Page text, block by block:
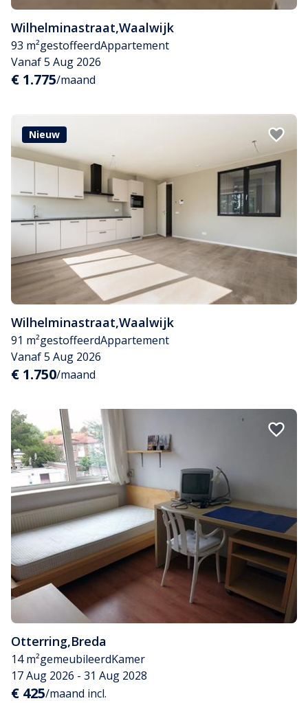
Wilhelminastraat,Waalwijk
93 m²gestoffeerdAppartement
Vanaf 5 Aug 2026
€ 1.775/maand
Nieuw
Wilhelminastraat,Waalwijk
91 m²gestoffeerdAppartement
Vanaf 5 Aug 2026
€ 1.750/maand
Otterring,Breda
14 m²gemeubileerdKamer
17 Aug 2026 - 31 Aug 2028
€ 425/maand incl.